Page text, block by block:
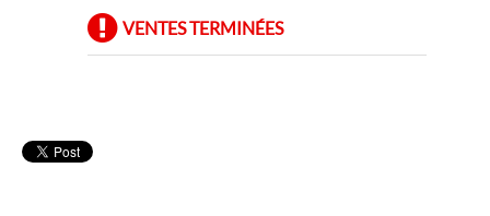
VENTES TERMINÉES